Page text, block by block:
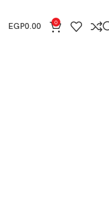
0
EGP0.00